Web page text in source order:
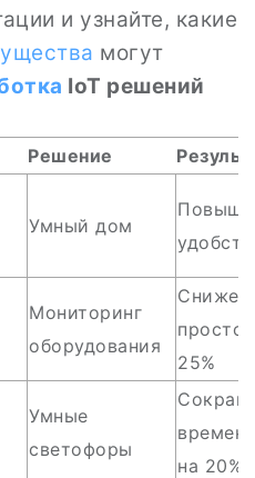
и узнайте, какие
могут
IoT решений
Решение
Умный дом
Мониторинг
оборудования
25%
Умные
светофоры
на 20%